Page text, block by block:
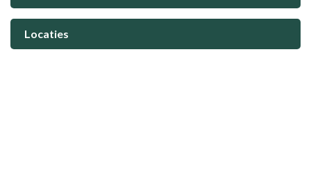
Locaties